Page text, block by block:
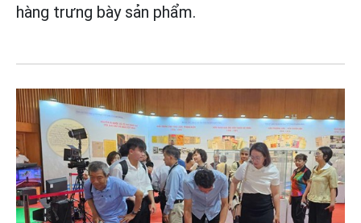
hàng trưng bày sản phẩm.